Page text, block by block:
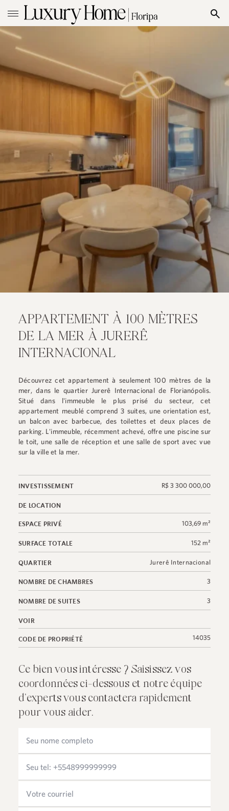
APPARTEMENT À 100 MÈTRES
DE LA MER À JURERÊ
INTERNACIONAL
Découvrez cet appartement à seulement 100 mètres de la
mer, dans le quartier Jurerê Internacional de Florianópolis.
Situé dans l'immeuble le plus prisé du secteur, cet
appartement meublé comprend 3 suites, une orientation est,
un balcon avec barbecue, des toilettes et deux places de
parking. L'immeuble, récemment achevé, offre une piscine sur
le toit, une salle de réception et une salle de sport avec vue
sur la ville et la mer.
INVESTISSEMENT R$ 3 300 000,00
DE LOCATION
ESPACE PRIVÉ 103,69 m²
SURFACE TOTALE 152 m²
QUARTIER Jurerê Internacional
NOMBRE DE CHAMBRES 3
NOMBRE DE SUITES 3
VOIR
CODE DE PROPRIÉTÉ 14035
Ce bien vous intéresse ? Saisissez vos
coordonnées ci-dessous et notre équipe
d’experts vous contactera rapidement
pour vous aider.